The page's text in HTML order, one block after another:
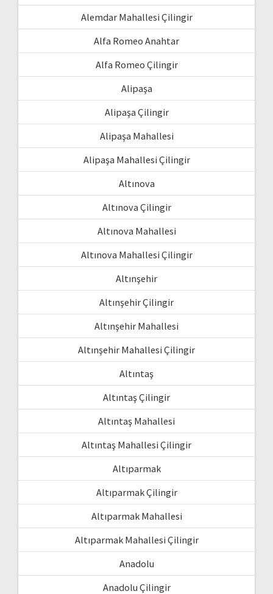
Alemdar Mahallesi Çilingir
Alfa Romeo Anahtar
Alfa Romeo Çilingir
Alipaşa
Alipaşa Çilingir
Alipaşa Mahallesi
Alipaşa Mahallesi Çilingir
Altınova
Altınova Çilingir
Altınova Mahallesi
Altınova Mahallesi Çilingir
Altınşehir
Altınşehir Çilingir
Altınşehir Mahallesi
Altınşehir Mahallesi Çilingir
Altıntaş
Altıntaş Çilingir
Altıntaş Mahallesi
Altıntaş Mahallesi Çilingir
Altıparmak
Altıparmak Çilingir
Altıparmak Mahallesi
Altıparmak Mahallesi Çilingir
Anadolu
Anadolu Çilingir